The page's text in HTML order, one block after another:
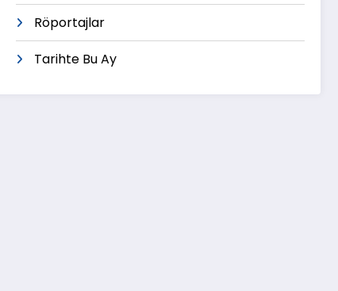
Röportajlar
Tarihte Bu Ay